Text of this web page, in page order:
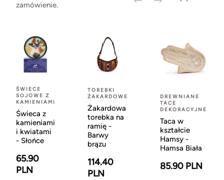
zamówienie.
ŚWIECE
SOJOWE Z
KAMIENIAMI
Świeca z
kamieniami
i kwiatami
- Słońce
65.90
PLN
TOREBKI
ŻAKARDOWE
Żakardowa
torebka na
ramię -
Barwy
brązu
114.40
PLN
DREWNIANE
TACE
DEKORACYJNE
Taca w
kształcie
Hamsy -
Hamsa Biała
85.90 PLN